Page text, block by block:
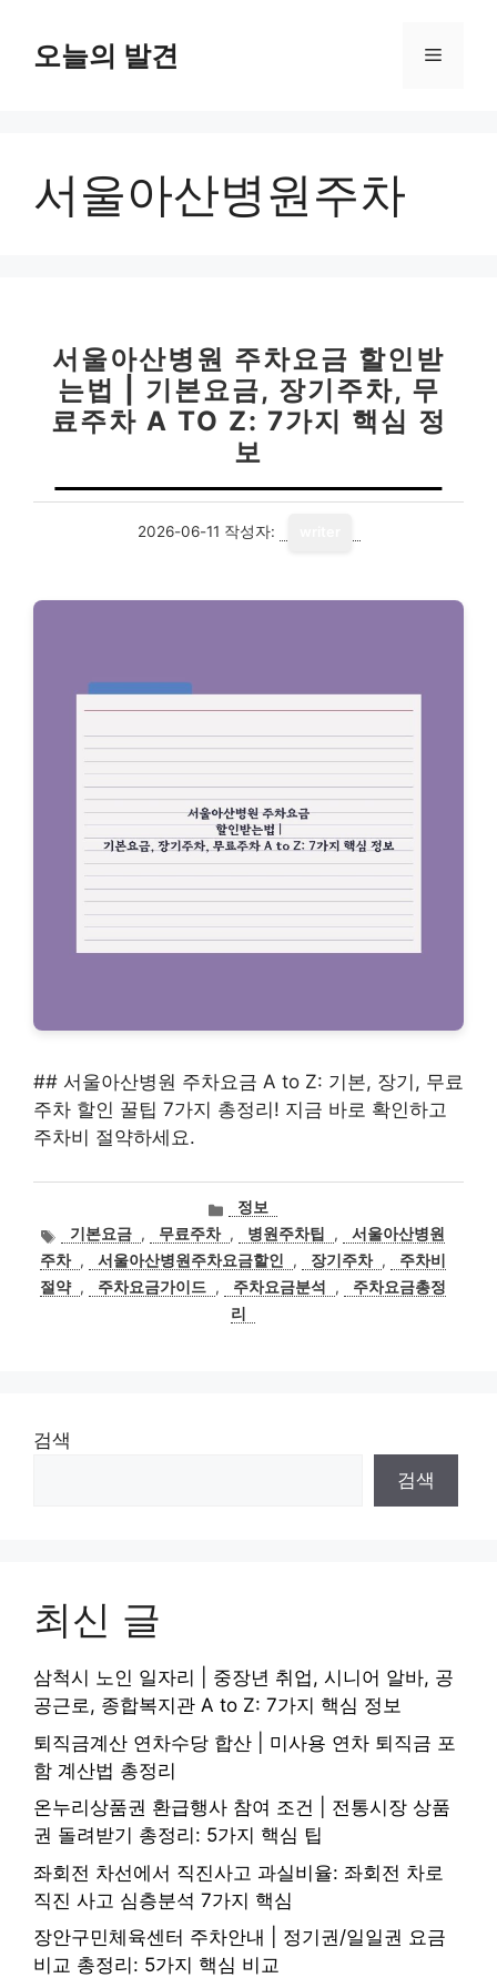
오늘의 발견 메
서울아산병원주차
서울아산병원 주차요금 할인받
는법 | 기본요금, 장기주차, 무
료주차 A TO Z: 7가지 핵심 정
보
2026-06-11 작성자:
## 서울아산병원 주차요금 A to Z: 기본, 장기, 무료
주차 할인 꿀팁 7가지 총정리! 지금 바로 확인하고
주차비 절약하세요.
카
고
리
정보
태
그
기본요금 , 무료주차 , 병원주차팁 ,
서울아산병원
주차 , 서울아산병원주차요금할인 , 장기주차 ,
주차비
절약 , 주차요금가이드 , 주차요금분석 ,
주차요금총정
리
검색
검색
최신 글
삼척시 노인 일자리 | 중장년 취업, 시니어 알바, 공
공근로, 종합복지관 A to Z: 7가지 핵심 정보
퇴직금계산 연차수당 합산 | 미사용 연차 퇴직금 포
함 계산법 총정리
온누리상품권 환급행사 참여 조건 | 전통시장 상품
권 돌려받기 총정리: 5가지 핵심 팁
좌회전 차선에서 직진사고 과실비율: 좌회전 차로
직진 사고 심층분석 7가지 핵심
장안구민체육센터 주차안내 | 정기권/일일권 요금
비교 총정리: 5가지 핵심 비교